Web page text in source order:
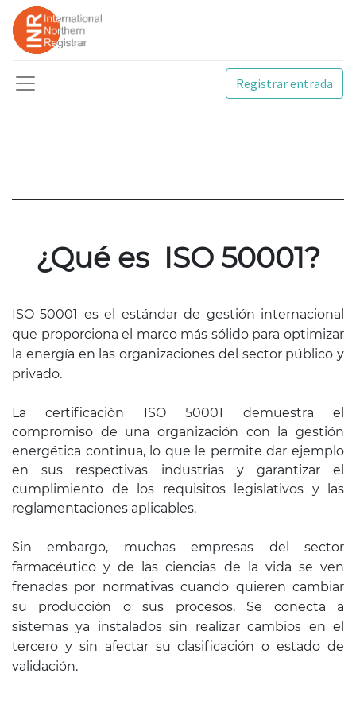
Registrar entrada
¿Qué es ISO 50001?
ISO 50001 es el estándar de gestión internacional
que proporciona el marco más sólido para optimizar
la energía en las organizaciones del sector público y
privado.
La certificación ISO 50001 demuestra el
compromiso de una organización con la gestión
energética continua, lo que le permite dar ejemplo
en sus respectivas industrias y garantizar el
cumplimiento de los requisitos legislativos y las
reglamentaciones aplicables.
Sin embargo, muchas empresas del sector
farmacéutico y de las ciencias de la vida se ven
frenadas por normativas cuando quieren cambiar
su producción o sus procesos. Se conecta a
sistemas ya instalados sin realizar cambios en el
tercero y sin afectar su clasificación o estado de
validación.